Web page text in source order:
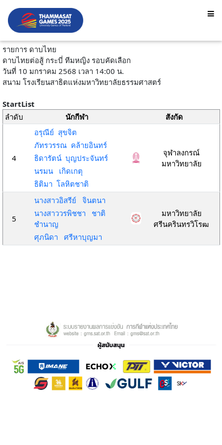
รายการ ดาบไทย
ดาบไทยต่อสู้ กระบี่ ทีมหญิง รอบคัดเลือก
วันที่ 10 มกราคม 2568 เวลา 14:00 น.
สนาม โรงเรียนสาธิตแห่งมหาวิทยาลัยธรรมศาสตร์
StartList
ลำดับ
นักกีฬา สังกัด
4
อรุณีย์ สุขจิต
ภัทรวรรณ คล้ายอินทร์
ธิดารัตน์ บุญประจันทร์
นรมน เกิดเกตุ
ธิติมา โลหิตชาติ
จุฬาลงกรณ์
มหาวิทยาลัย
5
นางสาวอิสรีย์ จินตนา
นางสาววรพิชชา ชาติ
ชำนาญ
ศุภนิดา ศรีหาบุญมา
มหาวิทยาลัย
ศรีนครินทรวิโรฒ